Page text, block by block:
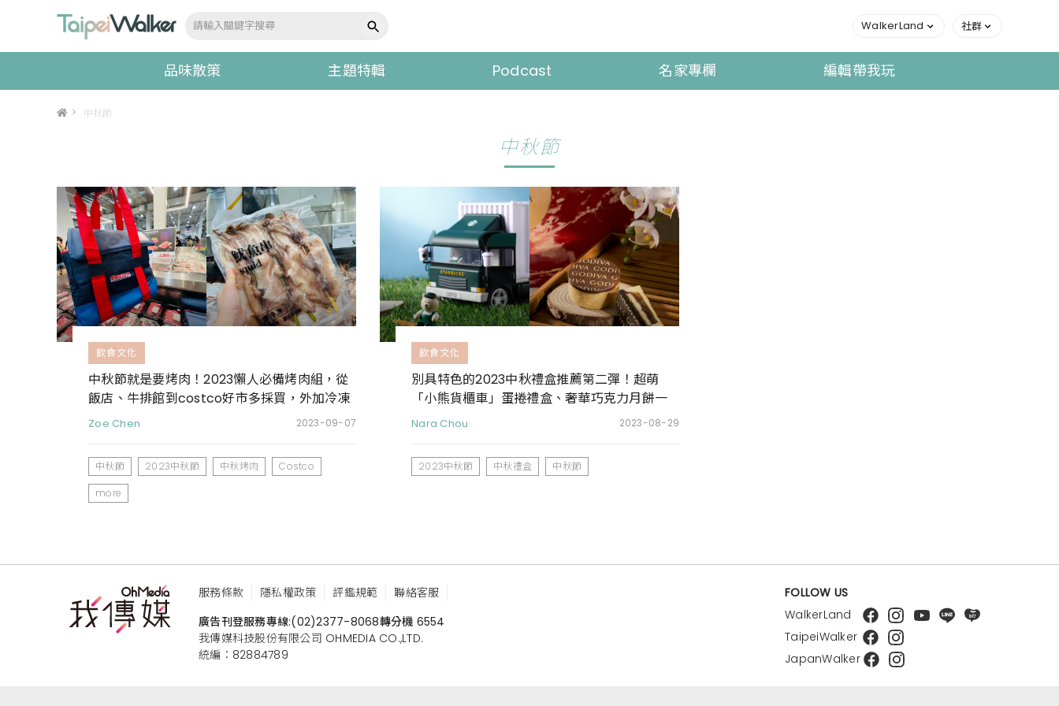
WalkerLand 社群
品味散策 主題特輯 Podcast 名家專欄 編輯帶我玩
> 中秋節
中秋節
飲食文化
中秋節就是要烤肉！2023懶人必備烤肉組，從
飯店、牛排館到costco好市多採買，外加冷凍
醬料包輕鬆準備烤肉節
Zoe Chen 2023-09-07
中秋節 2023中秋節 中秋烤肉
Costco
more
飲食文化
別具特色的2023中秋禮盒推薦第二彈！超萌
「小熊貨櫃車」蛋捲禮盒、奢華巧克力月餅一
次收齊
Nara Chou 2023-08-29
2023中秋節 中秋禮盒 中秋節
服務條款 隱私權政策 評鑑規範
聯絡客服
廣告刊登服務專線:(02)2377-8068轉分機 6554
我傳媒科技股份有限公司 OHMEDIA CO.,LTD.
統編：82884789
FOLLOW US
WalkerLand
TaipeiWalker
JapanWalker